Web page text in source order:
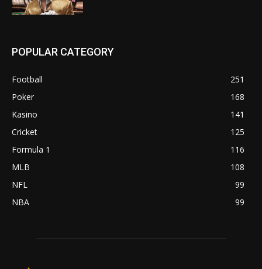
POPULAR CATEGORY
Football
251
Poker
168
Kasino
141
Cricket
125
Formula 1
116
MLB
108
NFL
99
NBA
99